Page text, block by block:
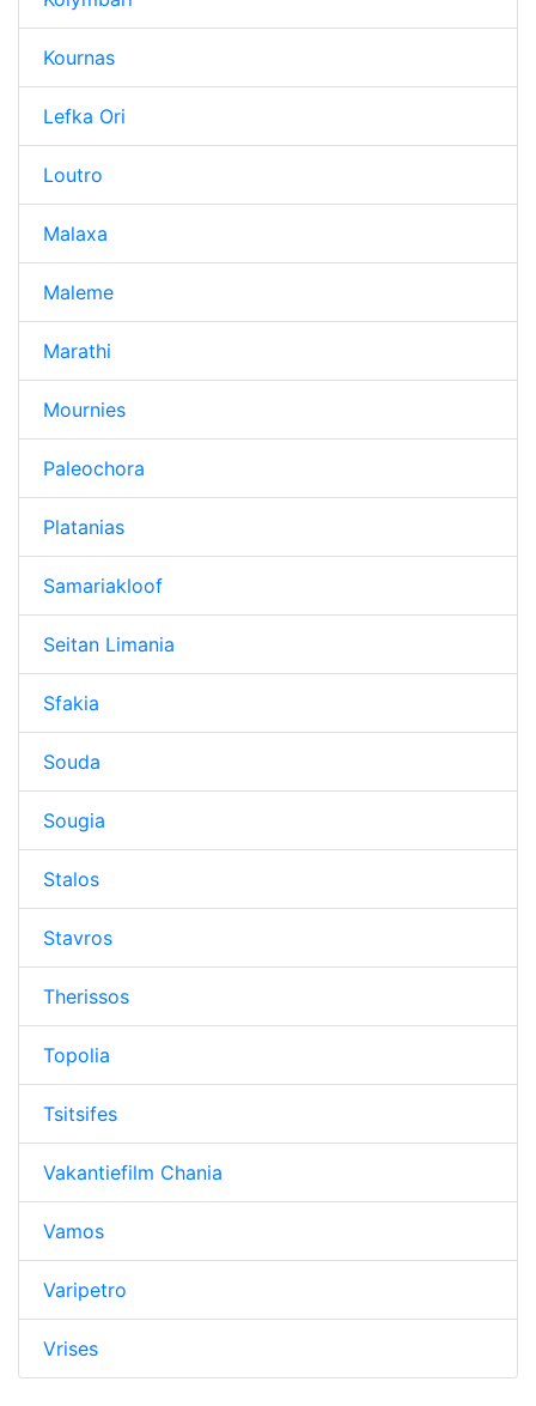
Kournas
Lefka Ori
Loutro
Malaxa
Maleme
Marathi
Mournies
Paleochora
Platanias
Samariakloof
Seitan Limania
Sfakia
Souda
Sougia
Stalos
Stavros
Therissos
Topolia
Tsitsifes
Vakantiefilm Chania
Vamos
Varipetro
Vrises